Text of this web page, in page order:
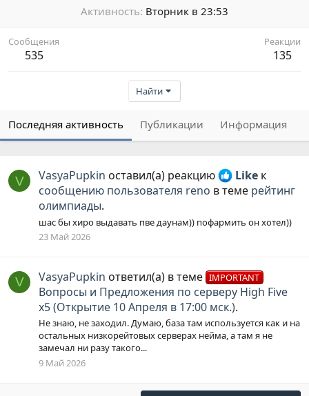
Активность Вторник в 23:53
Сообщения
535
Реакции
135
Найти
Последняя активность Публикации Информация
V VasyaPupkin оставил(а) реакцию Like к
сообщению пользователя reno в теме рейтинг
олимпиады.
шас бы хиро выдавать пве даунам)) пофармить он хотел))
23 Май 2026
V VasyaPupkin ответил(а) в теме IMPORTANT
Вопросы и Предложения по серверу High Five
x5 (Открытие 10 Апреля в 17:00 мск.).
Не знаю, не заходил. Думаю, база там используется как и на
остальных низкорейтовых серверах нейма, а там я не
замечал ни разу такого...
9 Май 2026